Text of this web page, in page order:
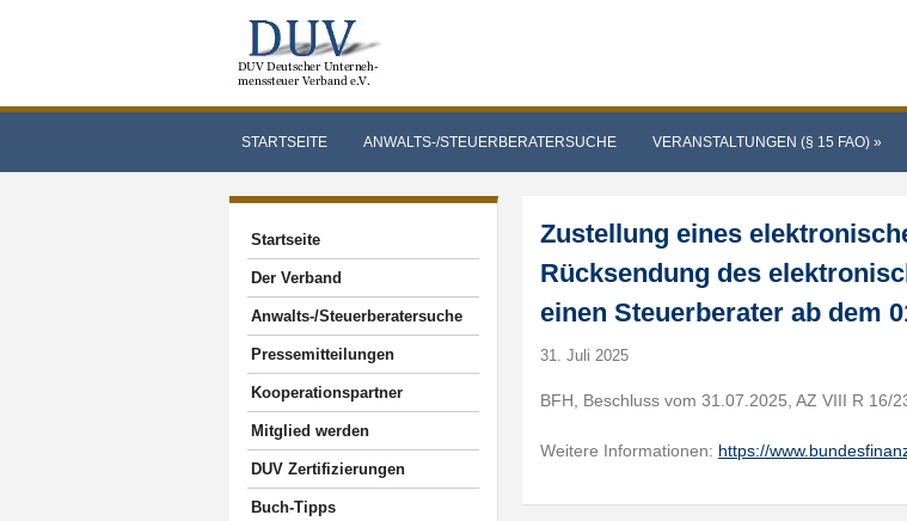
STARTSEITE ANWALTS-/STEUERBERATERSUCHE VERANSTALTUNGEN (§ 15 FAO) »
Startseite
Der Verband
Anwalts-/Steuerberatersuche
Pressemitteilungen
Kooperationspartner
Mitglied werden
DUV Zertifizierungen
Buch-Tipps
Zustellung eines
Rücksendung des
einen Steuerberater ab dem
31. Juli 2025
BFH, Beschluss vom 31.07.2025, AZ VIII R 16/
Weitere Informationen: https://